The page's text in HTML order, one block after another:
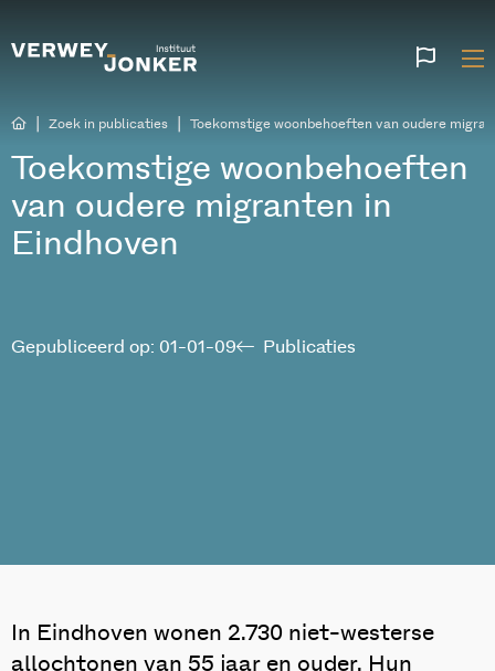
Zoek in publicaties Toekomstige woonbehoeften van oudere
Toekomstige woonbehoeften
van oudere migranten in
Eindhoven
Publicaties
Gepubliceerd op: 01-01-09
In Eindhoven wonen 2.730 niet-westerse
allochtonen van 55 jaar en ouder. Hun